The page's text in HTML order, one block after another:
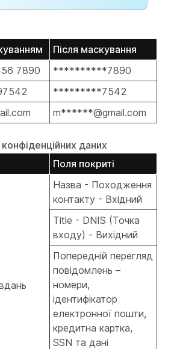
Після маскування
7890
**********7890
*********7542
m******@gmail.com
даних
Поля покриті
Назва - Походження
контакту - Вхідний
Title - DNIS (Точка
входу) - Вихідний
Попередній перегляд
повідомлень –
номери,
ідентифікатор
електронної пошти,
кредитна картка,
SSN та дані